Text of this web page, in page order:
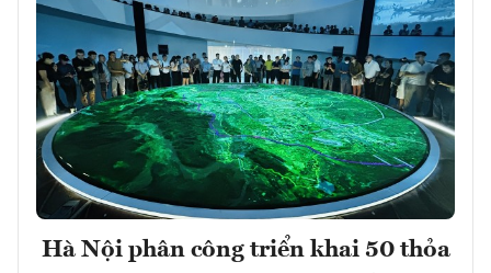
Hà Nội phân công triển khai 50 thỏa